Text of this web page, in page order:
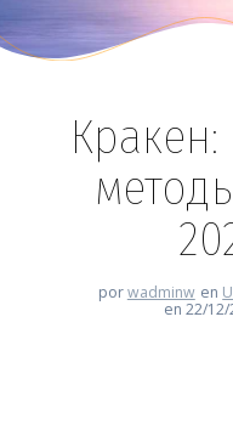
porwadminw en
en 22/12/